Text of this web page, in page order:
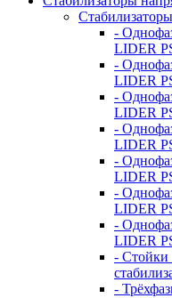
-
LIDER
-
LIDER
-
LIDER
-
LIDER
-
LIDER
-
LIDER
-
LIDER
- Стойки
-